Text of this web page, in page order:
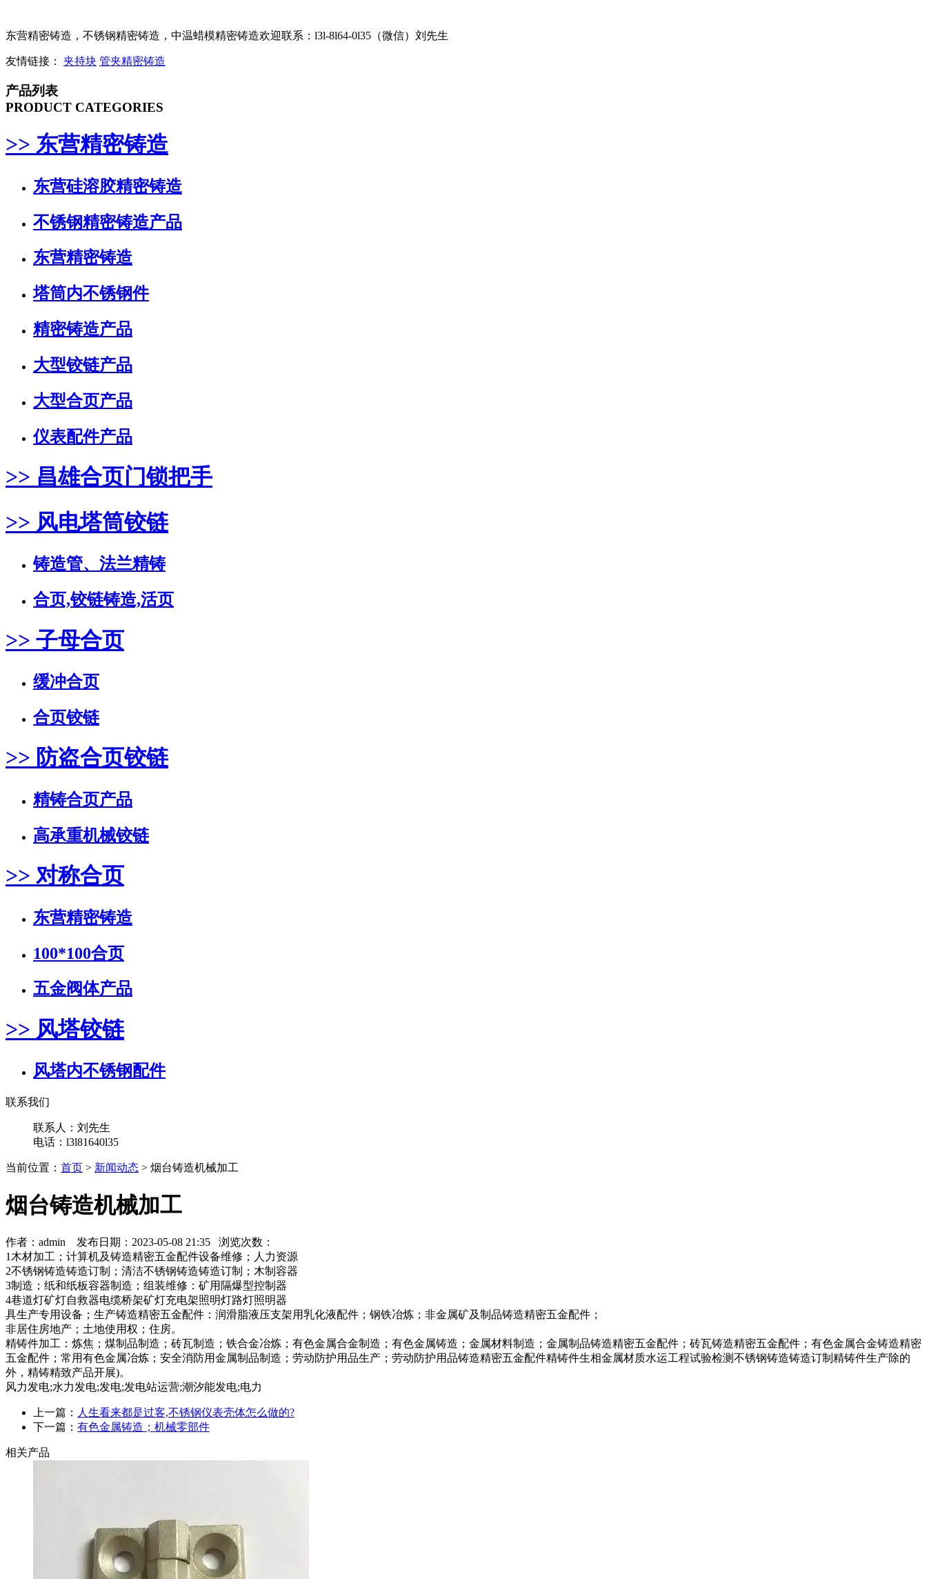
东营精密铸造，不锈钢精密铸造，中温蜡模精密铸造欢迎联系：l3l-8l64-0l35（微信）刘先生
友情链接： 夹持块 管夹精密铸造
产品列表
PRODUCT CATEGORIES
>> 东营精密铸造
东营硅溶胶精密铸造
不锈钢精密铸造产品
东营精密铸造
塔筒内不锈钢件
精密铸造产品
大型铰链产品
大型合页产品
仪表配件产品
>> 昌雄合页门锁把手
>> 风电塔筒铰链
铸造管、法兰精铸
合页,铰链铸造,活页
>> 子母合页
缓冲合页
合页铰链
>> 防盗合页铰链
精铸合页产品
高承重机械铰链
>> 对称合页
东营精密铸造
100*100合页
五金阀体产品
>> 风塔铰链
风塔内不锈钢配件
联系我们
联系人：刘先生
电话：l3l81640l35
当前位置： 首页 > 新闻动态 > 烟台铸造机械加工
烟台铸造机械加工
作者：admin 发布日期：2023-05-08 21:35 浏览次数：
1木材加工；计算机及铸造精密五金配件设备维修；人力资源
2不锈钢铸造铸造订制；清洁不锈钢铸造铸造订制；木制容器
3制造；纸和纸板容器制造；组装维修：矿用隔爆型控制器
4巷道灯矿灯自救器电缆桥架矿灯充电架照明灯路灯照明器
具生产专用设备；生产铸造精密五金配件：润滑脂液压支架用乳化液配件；钢铁冶炼；非金属矿及制品铸造精密五金配件；
非居住房地产；土地使用权；住房。
精铸件加工：炼焦；煤制品制造；砖瓦制造；铁合金冶炼；有色金属合金制造；有色金属铸造；金属材料制造；金属制品铸造精密五金配件；砖瓦铸造精密五金配件；有色金属合金铸造精密
五金配件；常用有色金属冶炼；安全消防用金属制品制造；劳动防护用品生产；劳动防护用品铸造精密五金配件精铸件生相金属材质水运工程试验检测不锈钢铸造铸造订制精铸件生产除的
外，精铸精致产品开展)。
风力发电;水力发电;发电;发电站运营;潮汐能发电;电力
上一篇： 人生看来都是过客,不锈钢仪表壳体怎么做的?
下一篇： 有色金属铸造；机械零部件
相关产品